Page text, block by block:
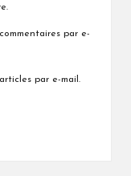
par e-
par e-mail.